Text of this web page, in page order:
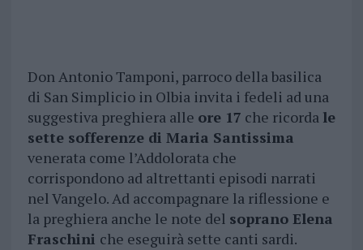
Don Antonio Tamponi, parroco della basilica
di San Simplicio in Olbia invita i fedeli ad una
suggestiva preghiera alle ore 17 che ricorda le
sette sofferenze di Maria Santissima
venerata come l’Addolorata che
corrispondono ad altrettanti episodi narrati
nel Vangelo. Ad accompagnare la riflessione e
la preghiera anche le note del soprano Elena
Fraschini che eseguirà sette canti sardi.